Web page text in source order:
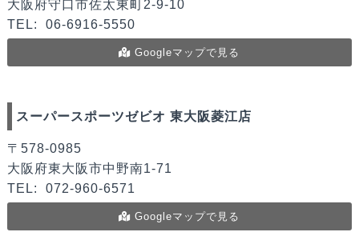
大阪府守口市佐太東町2-9-10
TEL:
06-6916-5550
Googleマップで見る
スーパースポーツゼビオ 東大阪菱江店
〒578-0985
大阪府東大阪市中野南1-71
TEL:
072-960-6571
Googleマップで見る